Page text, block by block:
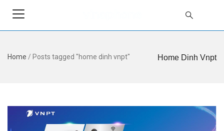
Home Dinh Vnpt
Home / Posts tagged "home dinh vnpt"